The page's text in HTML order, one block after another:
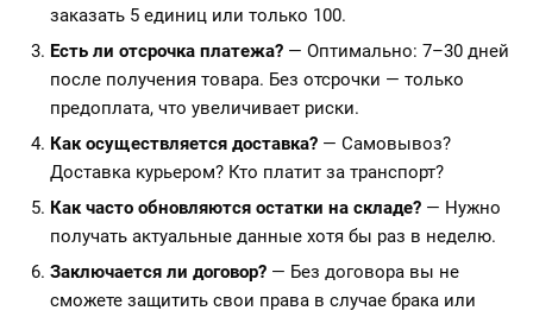
заказать 5 единиц или только 100.
Есть ли отсрочка платежа? — Оптимально: 7–30 дней
после получения товара. Без отсрочки — только
предоплата, что увеличивает риски.
Как осуществляется доставка? — Самовывоз?
Доставка курьером? Кто платит за транспорт?
Как часто обновляются остатки на складе? — Нужно
получать актуальные данные хотя бы раз в неделю.
Заключается ли договор? — Без договора вы не
сможете защитить свои права в случае брака или